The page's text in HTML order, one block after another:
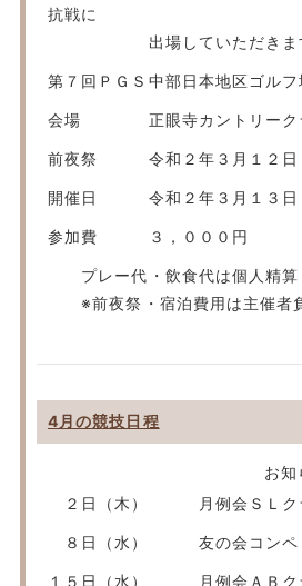
抗戦に
出場していただきま
第７回ＰＧＳ中部日本地区ゴル
会場 正眼寺カントリークラ
前夜祭 令和２年３月１２日
開催日 令和２年３月１３日
参加費 ３，０００円
プレー代・飲食代は個人精算
※前夜祭・宿泊費用は主催者
4月の競技日程
お知
２日（木） 月例会ＳＬク
８日（水） 友の会コンペ
１５日（水） 月例会ＡＢク